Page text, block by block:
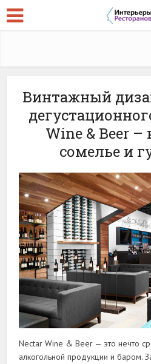
Винтажный
Wine & Beer –
сомелье и
Nectar Wine & Beer — это нечто
алкогольной продукции и баром.